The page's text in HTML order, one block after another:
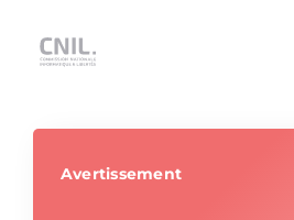
Avertissement